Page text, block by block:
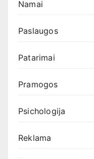
Namai
Paslaugos
Patarimai
Pramogos
Psichologija
Reklama